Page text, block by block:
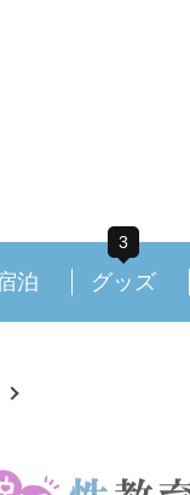
泊
3
グッズ